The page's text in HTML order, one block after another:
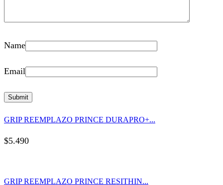
Name
Email
GRIP REEMPLAZO PRINCE DURAPRO+...
$5.490
GRIP REEMPLAZO PRINCE RESITHIN...